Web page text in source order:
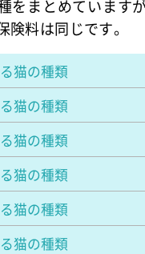
をまとめています
険料は同じです。
猫の種類
猫の種類
猫の種類
猫の種類
猫の種類
猫の種類